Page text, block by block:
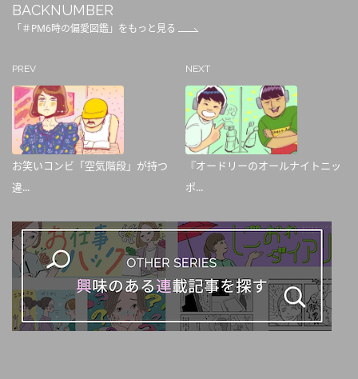
BACKNUMBER
「＃PM6時の偏愛図鑑」をもっと見る
PREV
お笑いコンビ「空気階段」が持つ
違...
NEXT
『オードリーのオールナイトニッ
ポ...